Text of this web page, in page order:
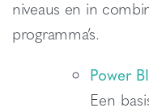
niveaus en in
programma’s.
Power
Een